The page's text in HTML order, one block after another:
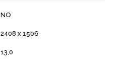
NO
2408 x 1506
13,0